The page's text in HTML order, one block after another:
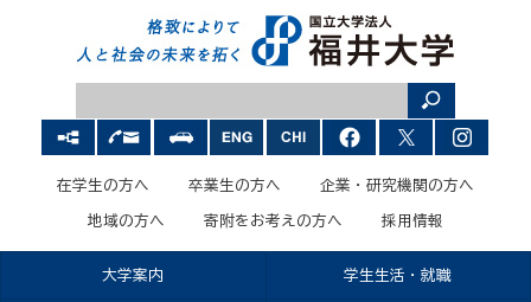
在学生の方へ 卒業生の方へ 企業・研究機関の方へ
地域の方へ 寄附をお考えの方へ 採用情報
大学案内 学生生活・就職